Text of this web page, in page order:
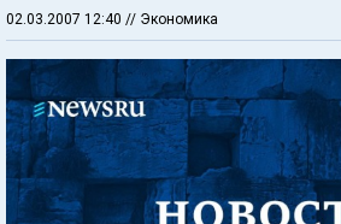
02.03.2007 12:40 // Экономика